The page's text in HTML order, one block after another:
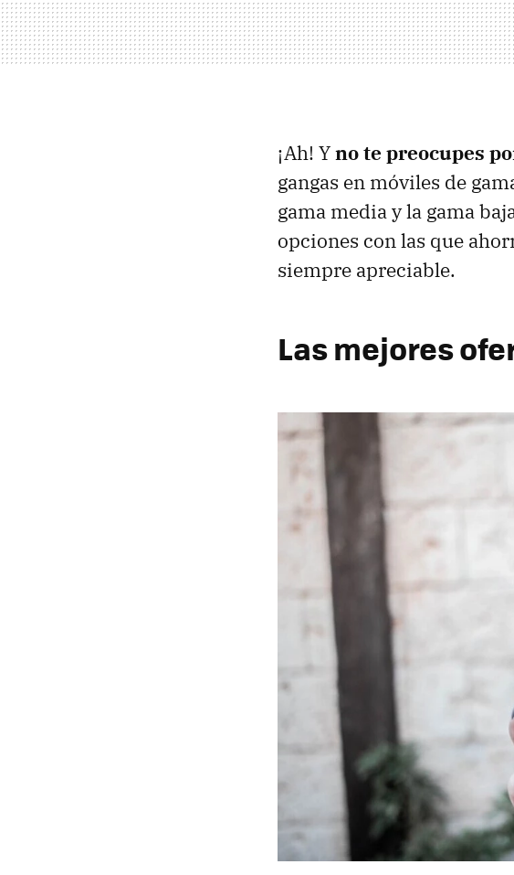
¡Ah! Yno te preocupes
gangas en móviles de
gama media y la gama
opciones con las que
siempre apreciable.
Las mejores